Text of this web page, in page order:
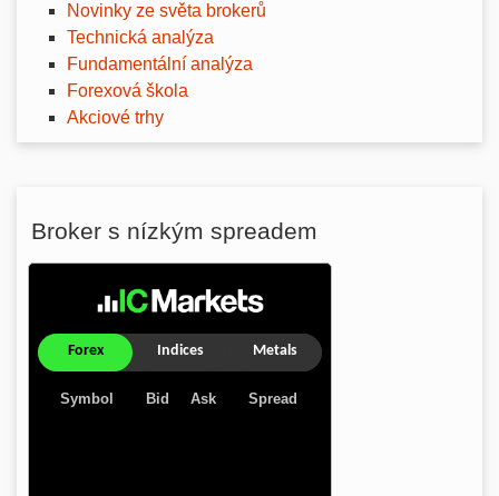
Novinky ze světa brokerů
Technická analýza
Fundamentální analýza
Forexová škola
Akciové trhy
Broker s nízkým spreadem